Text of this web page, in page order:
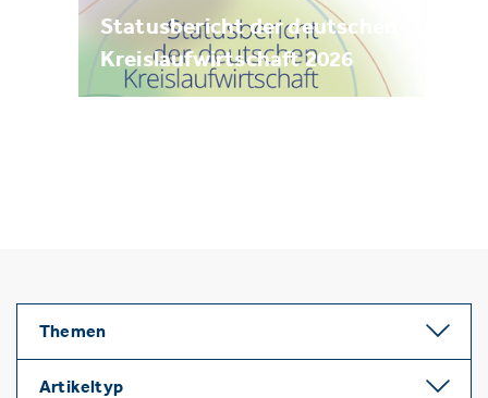
Statusbericht der deutschen
Kreislaufwirtschaft 2026
Themen
Artikeltyp